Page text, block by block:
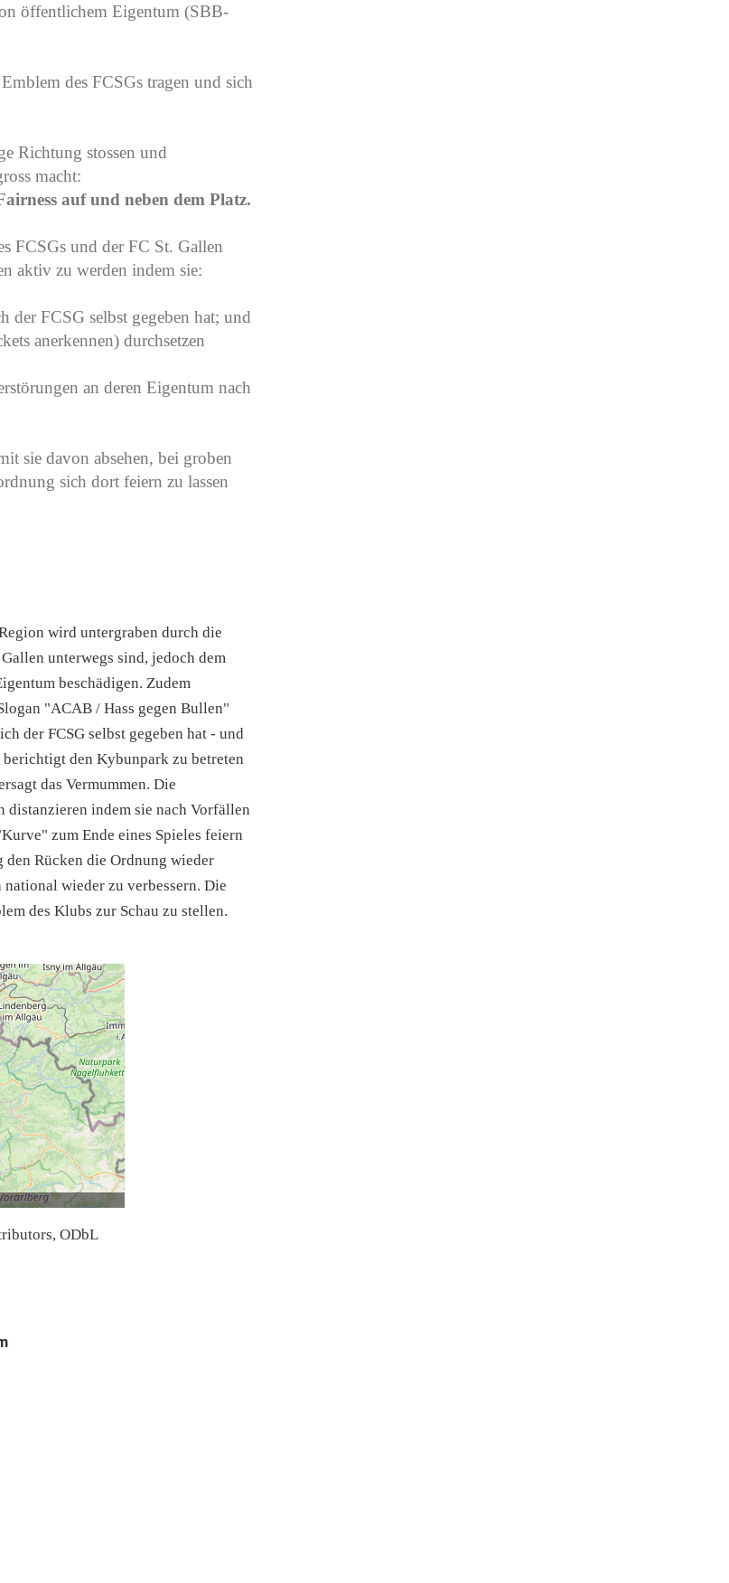
öffentlichem Eigentum (SBB-
des FCSGs tragen und sich
Richtung stossen und
macht:
auf und neben dem Platz.
FCSGs und der FC St. Gallen
aktiv zu werden indem sie:
FCSG selbst gegeben hat; und
anerkennen) durchsetzen
an deren Eigentum nach
sie davon absehen, bei groben
sich dort feiern zu lassen
wird untergraben durch die
unterwegs sind, jedoch dem
beschädigen. Zudem
"ACAB / Hass gegen Bullen"
der FCSG selbst gegeben hat - und
den Kybunpark zu betreten
das Vermummen. Die
indem sie nach Vorfällen
zum Ende eines Spieles feiern
Rücken die Ordnung wieder
wieder zu verbessern. Die
des Klubs zur Schau zu stellen.
ODbL